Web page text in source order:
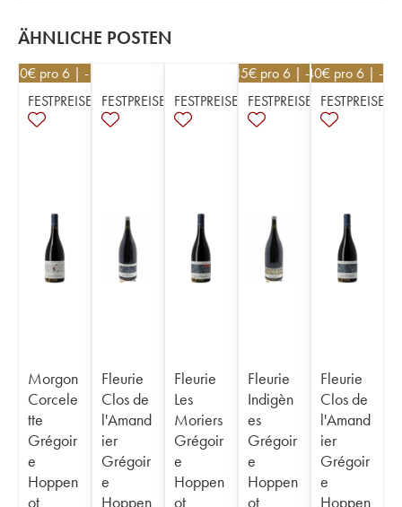
ÄHNLICHE POSTEN
€ pro 6 | -10%
FESTPREISE
Morgon
Corcele
tte
Grégoir
e
Hoppen
ot
FESTPREISE
Fleurie
Clos de
l'Amand
ier
Grégoir
e
Hoppen
FESTPREISE
Fleurie
Les
Moriers
Grégoir
e
Hoppen
ot
30,15€ pro 6 | -10%
FESTPREISE
Fleurie
Indigèn
es
Grégoir
e
Hoppen
ot
23,40€ pro 6 | -
FESTPREISE
Fleurie
Clos de
l'Amand
ier
Grégoir
e
Hoppen